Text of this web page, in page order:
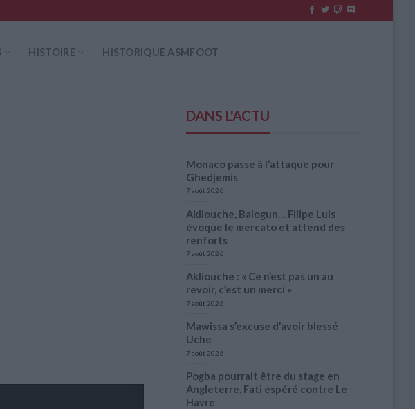
HISTOIRE HISTORIQUE ASMFOOT
DANS L'ACTU
Monaco passe à l’attaque pour
Ghedjemis
7 août 2026
Akliouche, Balogun… Filipe Luis
évoque le mercato et attend des
renforts
7 août 2026
Akliouche : « Ce n’est pas un au
revoir, c’est un merci »
7 août 2026
Mawissa s’excuse d’avoir blessé
Uche
7 août 2026
Pogba pourrait être du stage en
Angleterre, Fati espéré contre Le
Havre